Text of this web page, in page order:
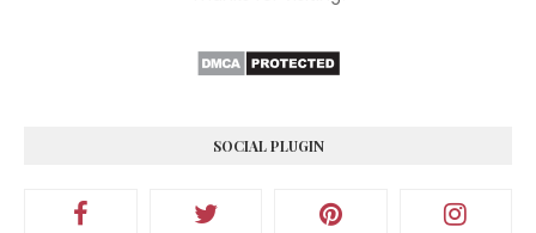
SOCIAL PLUGIN